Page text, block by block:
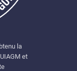
la
et